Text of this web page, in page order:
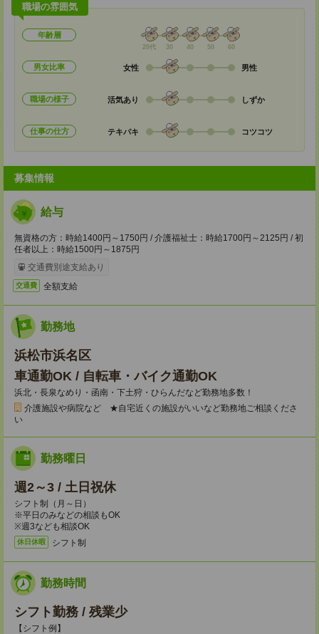
職場の雰囲気
年齢層
20代 30 40 50 60
男女比率 女性 男性
職場の様子 活気あり しずか
仕事の仕方 テキパキ コツコツ
募集情報
給与
無資格の方：時給1400円～1750円 / 介護福祉士：時給1700円～2125円 / 初
任者以上：時給1500円～1875円
交通費別途支給あり
交通費 全額支給
勤務地
浜松市浜名区
車通勤OK / 自転車・バイク通勤OK
浜北・長泉なめり・函南・下土狩・ひらんだなど勤務地多数！
介護施設や病院など ★自宅近くの施設がいいなど勤務地ご相談くださ
い
勤務曜日
週2～3 / 土日祝休
シフト制（月～日）
※平日のみなどの相談もOK
※週3なども相談OK
休日休暇 シフト制
勤務時間
シフト勤務 / 残業少
【シフト例】